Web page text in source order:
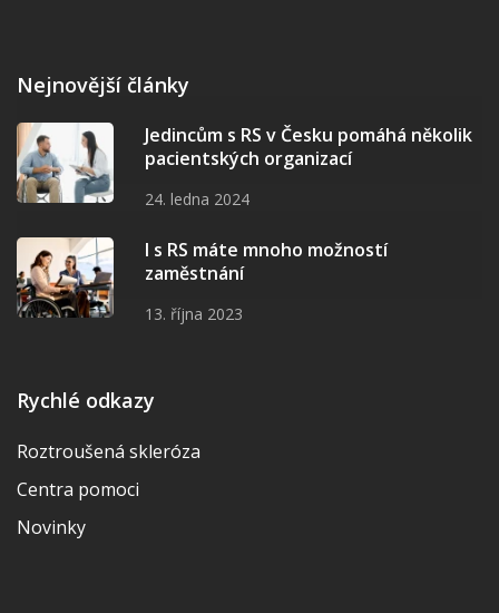
Nejnovější články
Jedincům s RS v Česku pomáhá několik
pacientských organizací
24. ledna 2024
I s RS máte mnoho možností
zaměstnání
13. října 2023
Rychlé odkazy
Roztroušená skleróza
Centra pomoci
Novinky